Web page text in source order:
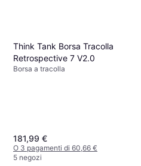
Think Tank Borsa Tracolla
Retrospective 7 V2.0
Borsa a tracolla
181,99 €
O 3 pagamenti di 60,66 €
5 negozi